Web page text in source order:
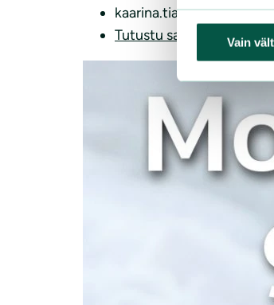
Vain
kaarina.tiainen(a)sll.fi
Tutustu saimaannorpan